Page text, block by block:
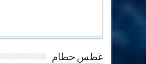
غطس حطام